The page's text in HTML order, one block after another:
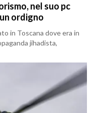
nel suo pc
ordigno
in Toscana dove era in
jihadista,